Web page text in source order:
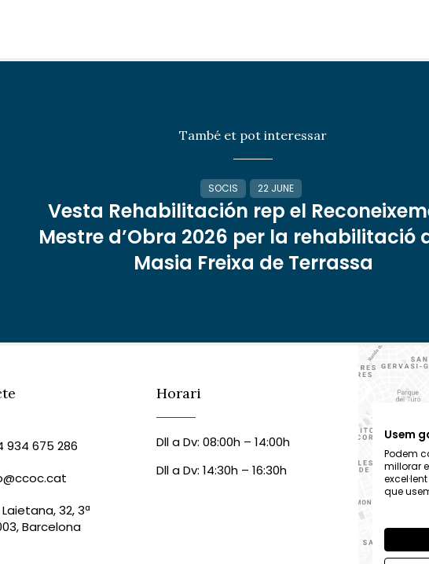
També et pot interessar
SOCIS 22 JUNE
Vesta Rehabilitación rep el
Mestre d’Obra 2026 per la rehabilitació
Masia Freixa de Terrassa
934 675 286
32, 3ª
Barcelona
Horari
Dll a Dv: 08:00h – 14:00h
Dll a Dv: 14:30h – 16:30h
Usem
Podem
millorar
que